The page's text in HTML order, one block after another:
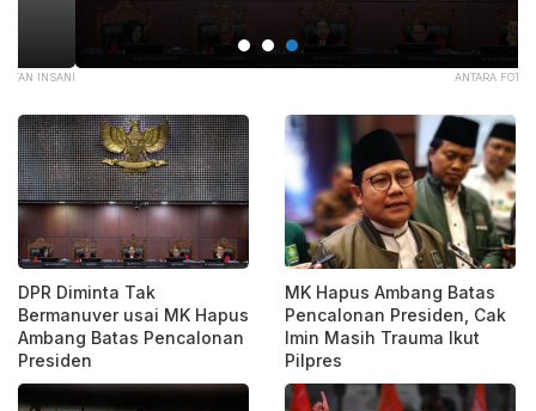
ANTARA FOTO/FAUZAN
DPR Diminta Tak
Bermanuver usai MK Hapus
Ambang Batas Pencalonan
Presiden
MK Hapus Ambang Batas
Pencalonan Presiden, Cak
Imin Masih Trauma Ikut
Pilpres